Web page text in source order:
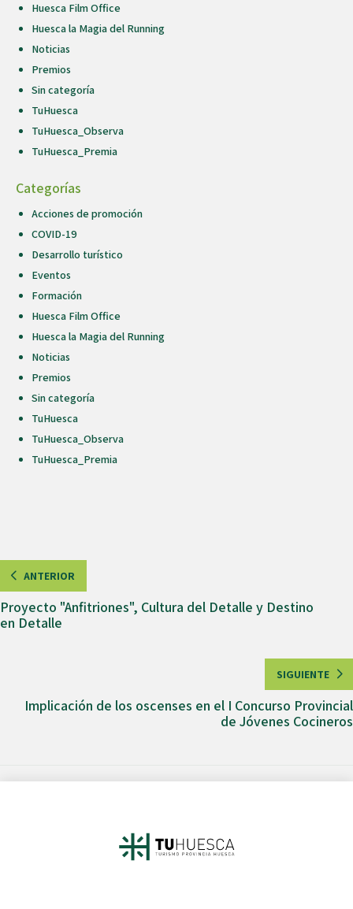
Huesca Film Office
Huesca la Magia del Running
Noticias
Premios
Sin categoría
TuHuesca
TuHuesca_Observa
TuHuesca_Premia
Categorías
Acciones de promoción
COVID-19
Desarrollo turístico
Eventos
Formación
Huesca Film Office
Huesca la Magia del Running
Noticias
Premios
Sin categoría
TuHuesca
TuHuesca_Observa
TuHuesca_Premia
ANTERIOR
Proyecto "Anfitriones", Cultura del Detalle y Destino
en Detalle
SIGUIENTE
Implicación de los oscenses en el I Concurso Provincial
de Jóvenes Cocineros